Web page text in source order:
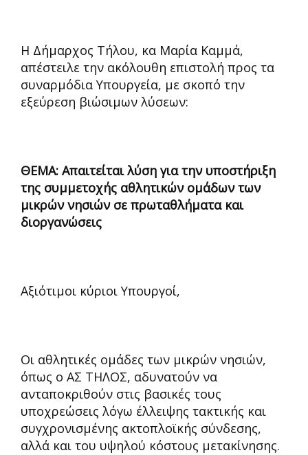
Η Δήμαρχος Τήλου, κα Μαρία Καμμά,
απέστειλε την ακόλουθη επιστολή προς τα
συναρμόδια Υπουργεία, με σκοπό την
εξεύρεση βιώσιμων λύσεων:
ΘΕΜΑ: Απαιτείται λύση για την υποστήριξη
της συμμετοχής αθλητικών ομάδων των
μικρών νησιών σε πρωταθλήματα και
διοργανώσεις
Αξιότιμοι κύριοι Υπουργοί,
Οι αθλητικές ομάδες των μικρών νησιών,
όπως ο ΑΣ ΤΗΛΟΣ, αδυνατούν να
ανταποκριθούν στις βασικές τους
υποχρεώσεις λόγω έλλειψης τακτικής και
συγχρονισμένης ακτοπλοϊκής σύνδεσης,
αλλά και του υψηλού κόστους μετακίνησης.